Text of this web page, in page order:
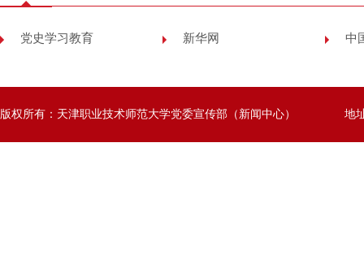
党史学习教育 新华网 中
版权所有：天津职业技术师范大学党委宣传部（新闻中心） 地